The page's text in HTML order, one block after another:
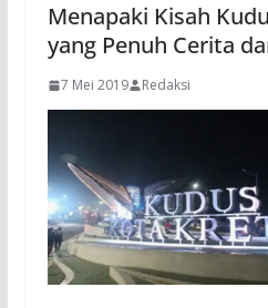
Menapaki Kisah
yang Penuh Cerita
7 Mei 2019 Redaksi